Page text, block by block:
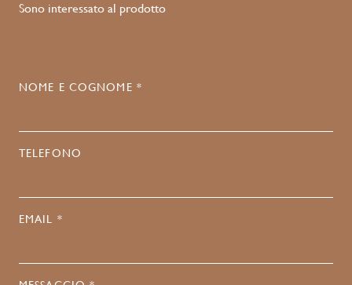
Sono interessato al prodotto
NOME E COGNOME *
TELEFONO
EMAIL *